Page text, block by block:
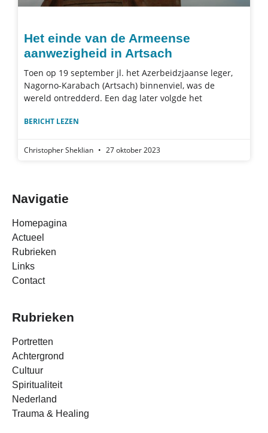
Het einde van de Armeense
aanwezigheid in Artsach
Toen op 19 september jl. het Azerbeidzjaanse leger,
Nagorno-Karabach (Artsach) binnenviel, was de
wereld ontredderd. Een dag later volgde het
BERICHT LEZEN
Christopher Sheklian 27 oktober 2023
Navigatie
Homepagina
Actueel
Rubrieken
Links
Contact
Rubrieken
Portretten
Achtergrond
Cultuur
Spiritualiteit
Nederland
Trauma & Healing